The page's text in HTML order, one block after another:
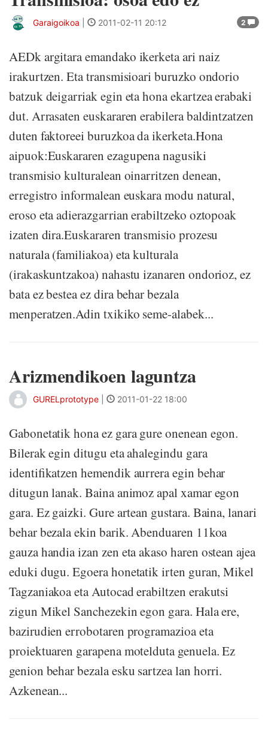
2
Garaigoikoa 2011-02-11 20:12
AEDk argitara emandako ikerketa ari naiz
irakurtzen. Eta transmisioari buruzko ondorio
batzuk deigarriak egin eta hona ekartzea erabaki
dut. Arrasaten euskararen erabilera baldintzatzen
duten faktoreei buruzkoa da ikerketa.Hona
aipuok:Euskararen ezagupena nagusiki
transmisio kulturalean oinarritzen denean,
erregistro informalean euskara modu natural,
eroso eta adierazgarrian erabiltzeko oztopoak
izaten dira.Euskararen transmisio prozesu
naturala (familiakoa) eta kulturala
(irakaskuntzakoa) nahastu izanaren ondorioz, ez
bata ez bestea ez dira behar bezala
menperatzen.Adin txikiko seme-alabek...
Arizmendikoen laguntza
GURELprototype 2011-01-22 18:00
Gabonetatik hona ez gara gure onenean egon.
Bilerak egin ditugu eta ahalegindu gara
identifikatzen hemendik aurrera egin behar
ditugun lanak. Baina animoz apal xamar egon
gara. Ez gaizki. Gure artean gustara. Baina, lanari
behar bezala ekin barik. Abenduaren 11koa
gauza handia izan zen eta akaso haren ostean ajea
eduki dugu. Egoera honetatik irten guran, Mikel
Tagzaniakoa eta Autocad erabiltzen erakutsi
zigun Mikel Sanchezekin egon gara. Hala ere,
bazirudien errobotaren programazioa eta
proiektuaren garapena motelduta genuela. Ez
genion behar bezala esku sartzea lan horri.
Azkenean...